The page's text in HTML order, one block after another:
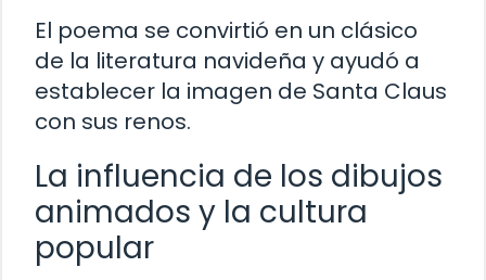
El poema se convirtió en un clásico
de la literatura navideña y ayudó a
establecer la imagen de Santa Claus
con sus renos.
La influencia de los dibujos
animados y la cultura
popular